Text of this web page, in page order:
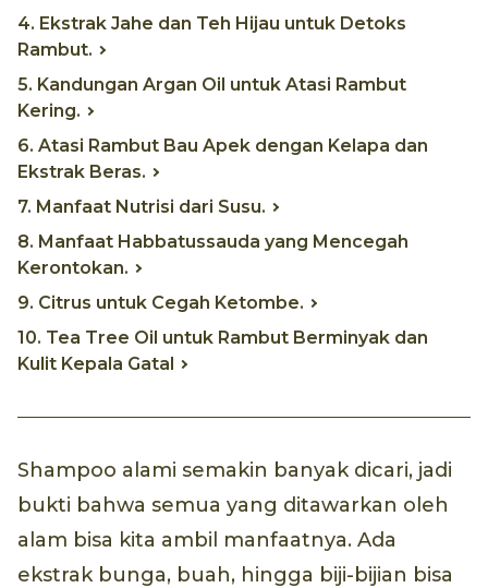
4. Ekstrak Jahe dan Teh Hijau untuk Detoks
Rambut.
5. Kandungan Argan Oil untuk Atasi Rambut
Kering.
6. Atasi Rambut Bau Apek dengan Kelapa dan
Ekstrak Beras.
7. Manfaat Nutrisi dari Susu.
8. Manfaat Habbatussauda yang Mencegah
Kerontokan.
9. Citrus untuk Cegah Ketombe.
10. Tea Tree Oil untuk Rambut Berminyak dan
Kulit Kepala Gatal
Shampoo alami semakin banyak dicari, jadi
bukti bahwa semua yang ditawarkan oleh
alam bisa kita ambil manfaatnya. Ada
ekstrak bunga, buah, hingga biji-bijian bisa